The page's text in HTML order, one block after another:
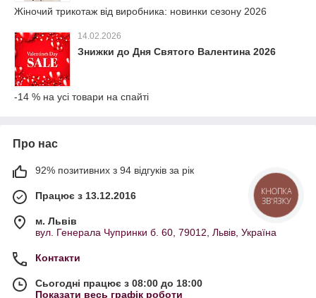
Жіночий трикотаж від виробника: новинки сезону 2026
14.02.2026
Знижки до Дня Святого Валентина 2026
-14 % на усі товари на спайті
Про нас
92% позитивних з 94 відгуків за рік
Працює з 13.12.2016
м. Львів
вул. Генерала Чупринки б. 60, 79012, Львів, Україна
Контакти
Сьогодні працює з 08:00 до 18:00
Показати весь графік роботи
КНОПКА
ЗВ'ЯЗКУ